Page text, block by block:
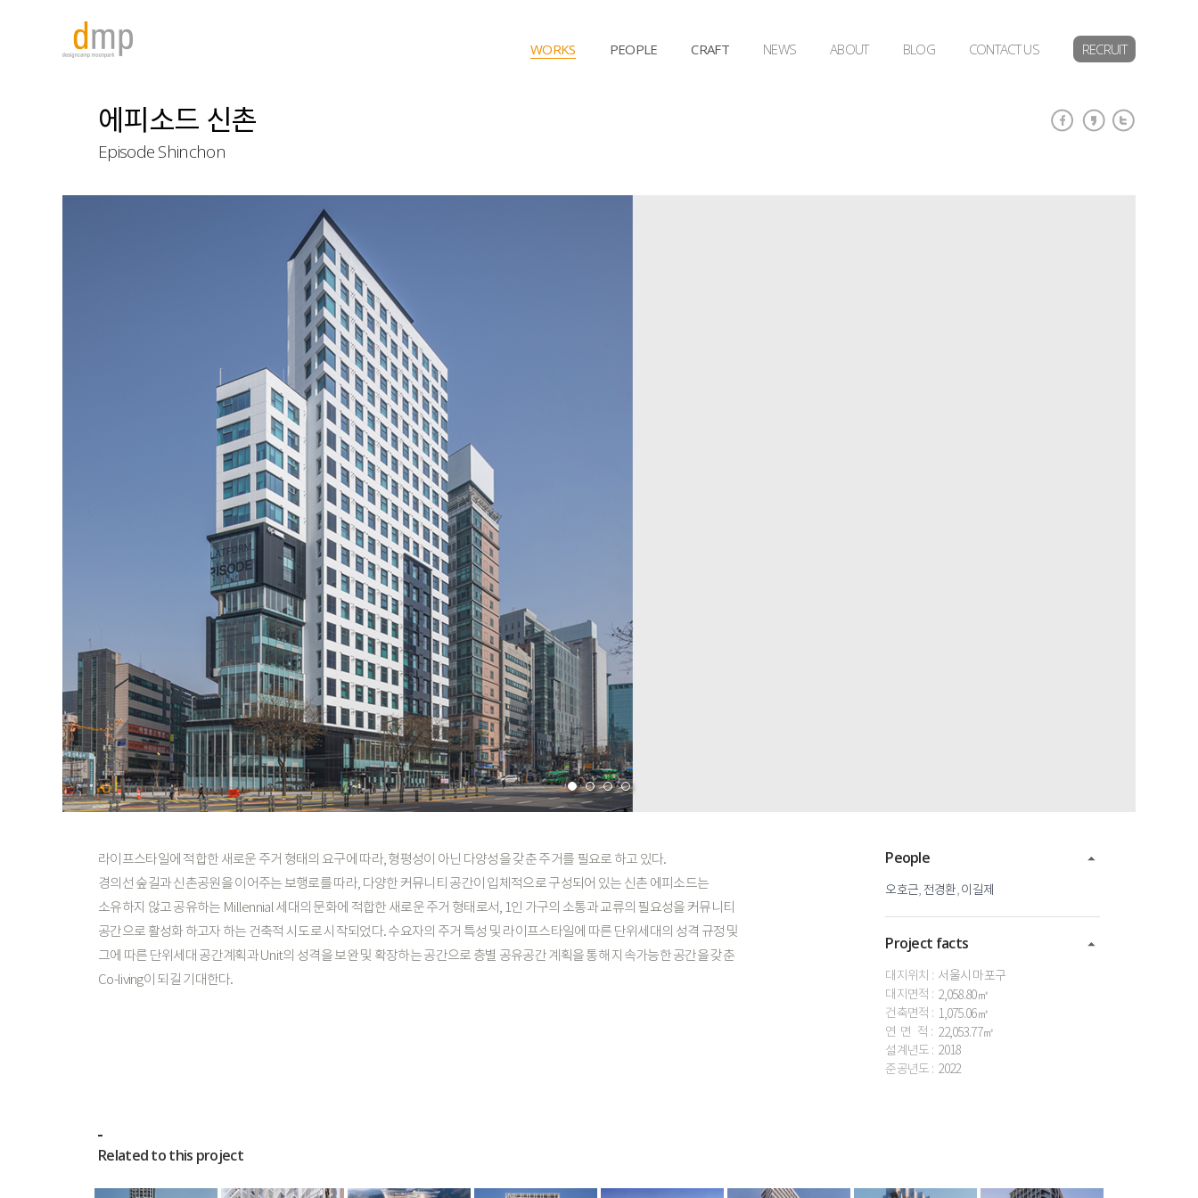
WORKS PEOPLE CRAFT NEWS ABOUT BLOG CONTACT US RECRUIT
에피소드 신촌
Episode Shinchon
라이프스타일에 적합한 새로운 주거 형태의 요구에 따라,형평성이 아닌 다양성을갖춘주거를 필요로 하고 있다.
경의선 숲길과신촌공원을이어주는 보행로를따라, 다양한 커뮤니티 공간이 입체적으로구성되어 있는 신촌 에피소드는
소유하지 않고공유하는 Millennial세대의 문화에 적합한 새로운주거 형태로서, 1인 가구의 소통과교류의 필요성을 커뮤니티
공간으로 활성화 하고자 하는 건축적 시도로시작되었다.수요자의 주거 특성 및 라이프스타일에 따른 단위세대의 성격 규정 및
그에 따른 단위세대 공간계획과Unit의 성격을보완및 확장하는공간으로 층별 공유공간계획을통해 지속가능한공간을갖춘
Co-living이 되길 기대한다.
People
오호근, 전경환,이길제
Project facts
대지위치 : 서울시 마포구
대지면적 : 2,058.80㎡
건축면적 : 1,075.06㎡
연 면 적 : 22,053.77㎡
설계년도 : 2018
준공년도 : 2022
Related to this project